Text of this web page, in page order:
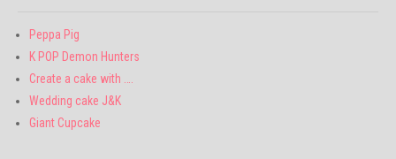
Peppa Pig
K POP Demon Hunters
Create a cake with ….
Wedding cake J&K
Giant Cupcake